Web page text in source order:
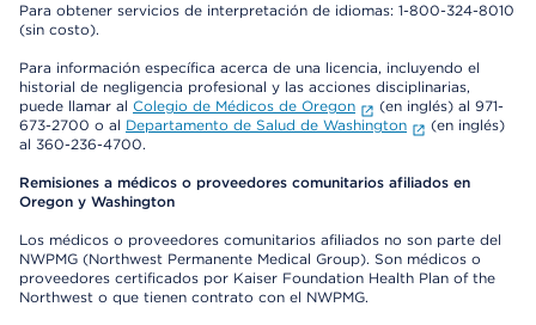
Para obtener servicios de interpretación de idiomas: 1-800-324-8010
(sin costo).
Para información específica acerca de una licencia, incluyendo el
historial de negligencia profesional y las acciones disciplinarias,
puede llamar al Colegio de Médicos de Oregon
(en inglés) al 971-
673-2700 o al Departamento de Salud de Washington
(en inglés)
al 360-236-4700.
Remisiones a médicos o proveedores comunitarios afiliados en
Oregon y Washington
Los médicos o proveedores comunitarios afiliados no son parte del
NWPMG (Northwest Permanente Medical Group). Son médicos o
proveedores certificados por Kaiser Foundation Health Plan of the
Northwest o que tienen contrato con el NWPMG.